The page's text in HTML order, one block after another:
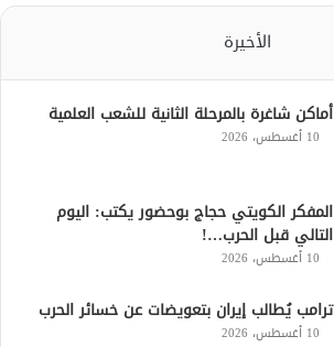
الأخيرة
أماكن شاغرة بالمرحلة الثانية للشعب العلمية
10 أغسطس، 2026
المفكر الكويتي حجاج بوحضور يكتب: اليوم
التالي قبل الحرب…!
10 أغسطس، 2026
ترامب يُطالب إيران بتعويضات عن خسائر الحرب
10 أغسطس، 2026